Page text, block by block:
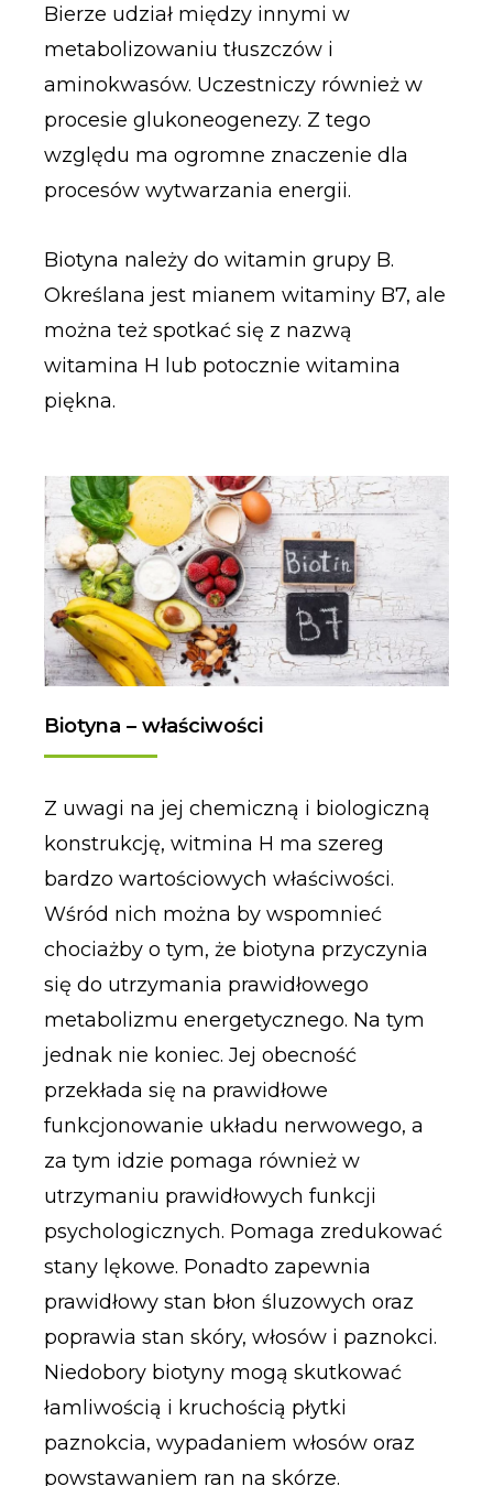
Bierze udział między innymi w
metabolizowaniu tłuszczów i
aminokwasów. Uczestniczy również w
procesie glukoneogenezy. Z tego
względu ma ogromne znaczenie dla
procesów wytwarzania energii.
Biotyna należy do witamin grupy B.
Określana jest mianem witaminy B7, ale
można też spotkać się z nazwą
witamina H lub potocznie witamina
piękna.
Biotyna – właściwości
Z uwagi na jej chemiczną i biologiczną
konstrukcję, witmina H ma szereg
bardzo wartościowych właściwości.
Wśród nich można by wspomnieć
chociażby o tym, że biotyna przyczynia
się do utrzymania prawidłowego
metabolizmu energetycznego. Na tym
jednak nie koniec. Jej obecność
przekłada się na prawidłowe
funkcjonowanie układu nerwowego, a
za tym idzie pomaga również w
utrzymaniu prawidłowych funkcji
psychologicznych. Pomaga zredukować
stany lękowe. Ponadto zapewnia
prawidłowy stan błon śluzowych oraz
poprawia stan skóry, włosów i paznokci.
Niedobory biotyny mogą skutkować
łamliwością i kruchością płytki
paznokcia, wypadaniem włosów oraz
powstawaniem ran na skórze.